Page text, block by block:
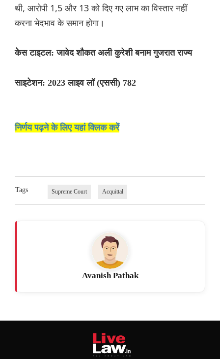
थी, आरोपी 1,5 और 13 को दिए गए लाभ का विस्तार नहीं
करना भेदभाव के समान होगा।
केस टाइटल: जावेद शौकत अली कुरेशी बनाम गुजरात राज्य
साइटेशन: 2023 लाइव लॉ (एससी) 782
निर्णय पढ़ने के लिए यहां क्लिक करें
Tags Supreme Court Acquittal
Avanish Pathak